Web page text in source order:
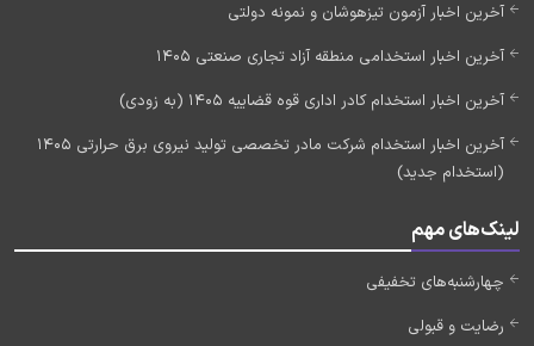
آخرین اخبار آزمون تیزهوشان و نمونه دولتی
آخرین اخبار استخدامی منطقه آزاد تجاری صنعتی 1405
آخرین اخبار استخدام کادر اداری قوه قضاییه 1405 (به زودی)
آخرین اخبار استخدام شرکت مادر تخصصی تولید نیروی برق حرارتی 1405
(استخدام جدید)
لینک‌های مهم
چهارشنبه‌های تخفیفی
رضایت و قبولی